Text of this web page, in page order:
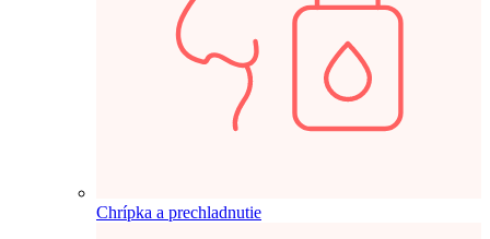
Chrípka a prechladnutie